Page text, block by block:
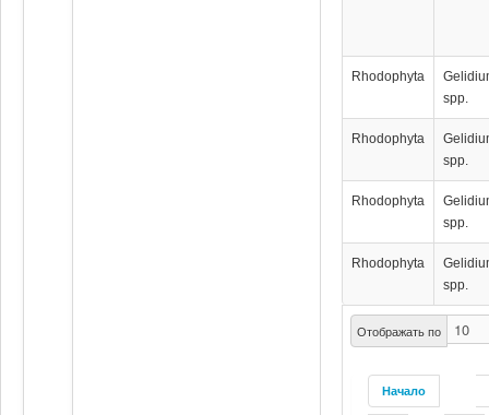
Отображать по
Начало
Rhodophyta
spp.
Rhodophyta
spp.
Rhodophyta
spp.
Rhodophyta
spp.